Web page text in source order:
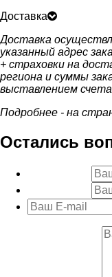
Доставка
Доставка
указанный адрес
+ страховки на
региона и суммы
выставлением
Подробнее - на
Остались